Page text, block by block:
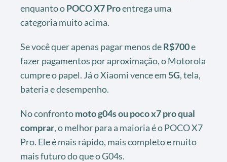
enquanto oPOCO X7 Proentrega uma
categoria muito acima.
Se você quer apenas pagar menos deR$700e
fazer pagamentos por aproximação, o Motorola
cumpre o papel. Já o Xiaomi vence em 5G, tela,
bateria e desempenho.
No confrontomoto g04s ou poco x7 pro qual
comprar, o melhor para a maioria é o POCO X7
Pro. Ele é mais rápido, mais completo e muito
mais futuro do que o G04s.